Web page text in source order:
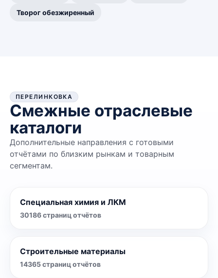
Творог обезжиренный
ПЕРЕЛИНКОВКА
Смежные отраслевые
каталоги
Дополнительные направления с готовыми
отчётами по близким рынкам и товарным
сегментам.
Специальная химия и ЛКМ
30186страниц отчётов
Строительные материалы
14365страниц отчётов